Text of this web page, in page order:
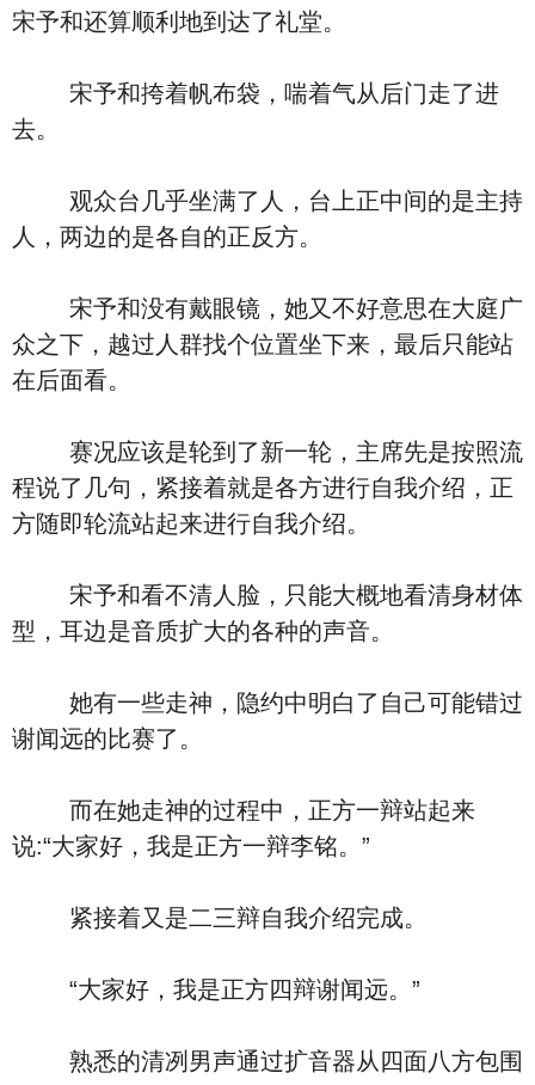
宋予和还算顺利地到达了礼堂。
宋予和挎着帆布袋，喘着气从后门走了进
去。
观众台几乎坐满了人，台上正中间的是主持
人，两边的是各自的正反方。
宋予和没有戴眼镜，她又不好意思在大庭广
众之下，越过人群找个位置坐下来，最后只能站
在后面看。
赛况应该是轮到了新一轮，主席先是按照流
程说了几句，紧接着就是各方进行自我介绍，正
方随即轮流站起来进行自我介绍。
宋予和看不清人脸，只能大概地看清身材体
型，耳边是音质扩大的各种的声音。
她有一些走神，隐约中明白了自己可能错过
谢闻远的比赛了。
而在她走神的过程中，正方一辩站起来
说:“大家好，我是正方一辩李铭。”
紧接着又是二三辩自我介绍完成。
“大家好，我是正方四辩谢闻远。”
熟悉的清冽男声通过扩音器从四面八方包围